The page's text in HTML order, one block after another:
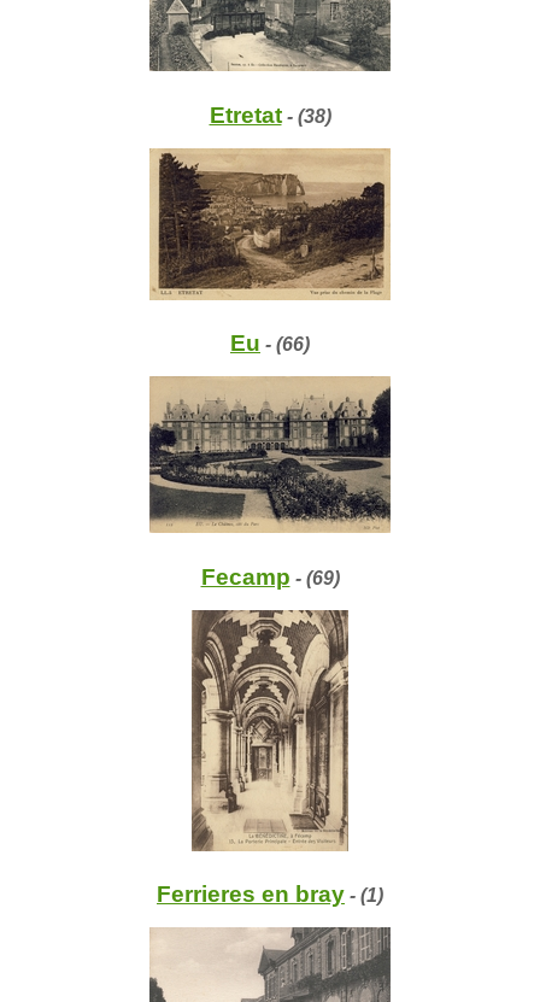
Etretat- (38)
Eu - (66)
Fecamp - (69)
Ferrieres en bray - (1)